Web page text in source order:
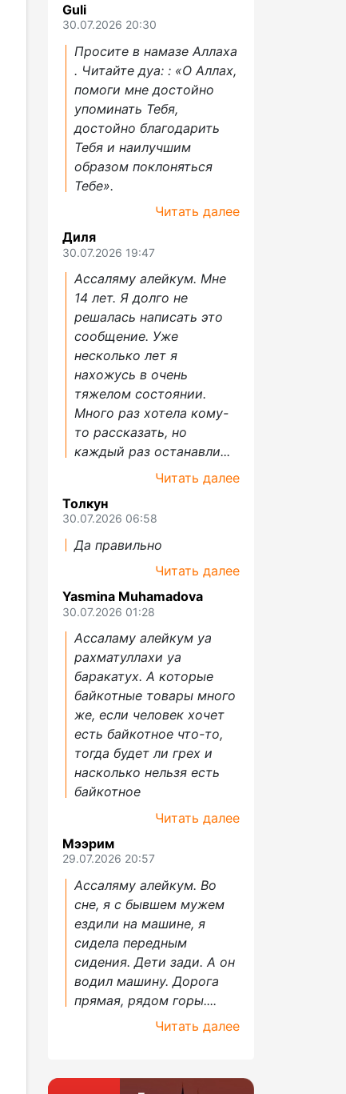
Guli
30.07.2026 20:30
Просите в намазе Аллаха
. Читайте дуа: : «О Аллах,
помоги мне достойно
упоминать Тебя,
достойно благодарить
Тебя и наилучшим
образом поклоняться
Тебе».
Читать далее
Диля
30.07.2026 19:47
Ассаляму алейкум. Мне
14 лет. Я долго не
решалась написать это
сообщение. Уже
несколько лет я
нахожусь в очень
тяжелом состоянии.
Много раз хотела кому-
то рассказать, но
каждый раз останавли...
Читать далее
Толкун
30.07.2026 06:58
Да правильно
Читать далее
Yasmina Muhamadova
30.07.2026 01:28
Ассаламу алейкум уа
рахматуллахи уа
баракатух. А которые
байкотные товары много
же, если человек хочет
есть байкотное что-то,
тогда будет ли грех и
насколько нельзя есть
байкотное
Читать далее
Мээрим
29.07.2026 20:57
Ассаляму алейкум. Во
сне, я с бывшем мужем
ездили на машине, я
сидела передным
сидения. Дети зади. А он
водил машину. Дорога
прямая, рядом горы....
Читать далее